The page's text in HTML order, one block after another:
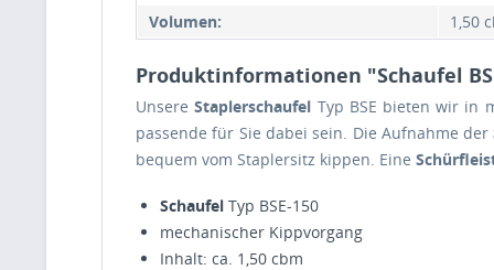
Volumen:
1,50
Produktinformationen "Schaufel
UnsereStaplerschaufel Typ BSE bieten wir in
passende für Sie dabei sein. Die Aufnahme der
bequem vom Staplersitz kippen. Eine
Schaufel Typ BSE-150
mechanischer Kippvorgang
Inhalt: ca. 1,50 cbm